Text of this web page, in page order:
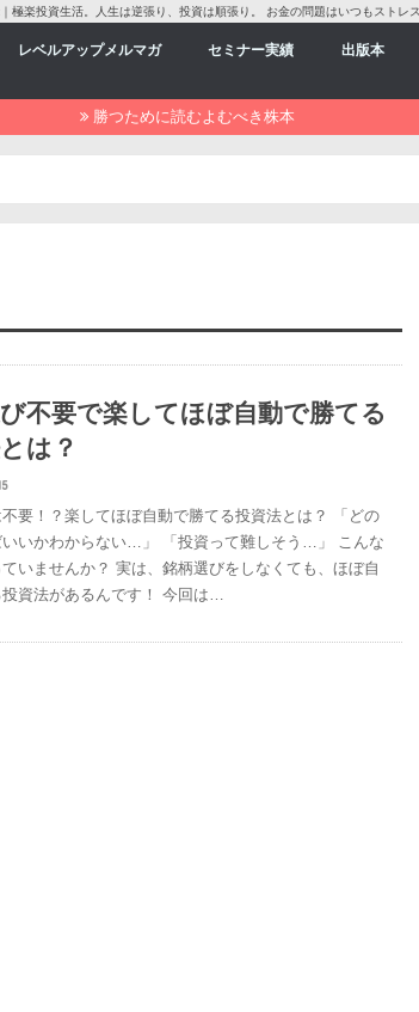
極楽投資生活。人生は逆張り、投資は順張り。 お金の問題はいつもストレス
レベルアップメルマガ セミナー実績 出版本
勝つために読むよむべき株本
不要で楽してほぼ自動で勝てる
は？
要！？楽してほぼ自動で勝てる投資法とは？ 「どの
いいかわからない…」 「投資って難しそう…」 こんな
いませんか？ 実は、銘柄選びをしなくても、ほぼ自
資法があるんです！ 今回は…